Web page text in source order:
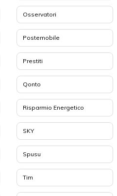
Osservatori
Postemobile
Prestiti
Qonto
Risparmio Energetico
SKY
Spusu
Tim